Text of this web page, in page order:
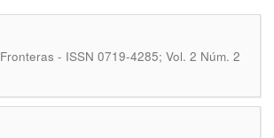
Fronteras - ISSN 0719-4285; Vol. 2 Núm. 2